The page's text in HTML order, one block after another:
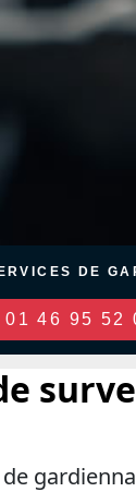
DE
01 46 95 52